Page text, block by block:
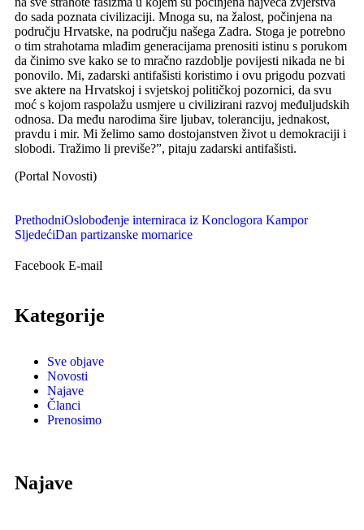
do sada poznata civilizaciji. Mnoga su, na žalost, počinjena na
području Hrvatske, na području našega Zadra. Stoga je potrebno
o tim strahotama mlađim generacijama prenositi istinu s porukom
da činimo sve kako se to mračno razdoblje povijesti nikada ne bi
ponovilo. Mi, zadarski antifašisti koristimo i ovu prigodu pozvati
sve aktere na Hrvatskoj i svjetskoj političkoj pozornici, da svu
moć s kojom raspolažu usmjere u civilizirani razvoj međuljudskih
odnosa. Da među narodima šire ljubav, toleranciju, jednakost,
pravdu i mir. Mi želimo samo dostojanstven život u demokraciji i
slobodi. Tražimo li previše?”, pitaju zadarski antifašisti.
(Portal Novosti)
PrethodniOslobođenje interniraca iz Konclogora Kampor
SljedećiDan partizanske mornarice
Facebook E-mail
Kategorije
Sve objave
Novosti
Najave
Članci
Prenosimo
Najave